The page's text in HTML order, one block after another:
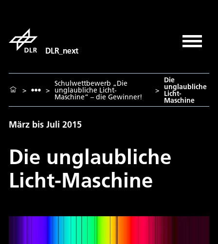
DLR_next
> >
Schulwettbewerb „Die
unglaubliche Licht-
Maschine“ – die Gewinner!
>
Die
unglaubliche
Licht-
Maschine
März bis Juli 2015
Die unglaubliche
Licht-Maschine